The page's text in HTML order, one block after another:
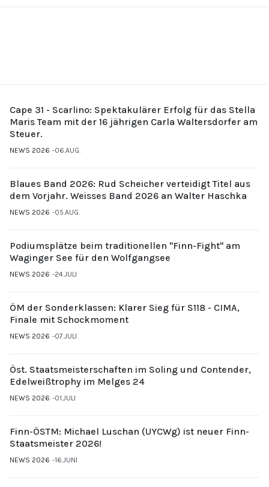
Cape 31 - Scarlino: Spektakulärer Erfolg für das Stella
Maris Team mit der 16 jährigen Carla Waltersdorfer am
Steuer.
NEWS 2026 06.AUG.
Blaues Band 2026: Rud Scheicher verteidigt Titel aus
dem Vorjahr. Weisses Band 2026 an Walter Haschka
NEWS 2026 05.AUG.
Podiumsplätze beim traditionellen "Finn-Fight" am
Waginger See für den Wolfgangsee
NEWS 2026 24.JULI
ÖM der Sonderklassen: Klarer Sieg für S118 - CIMA,
Finale mit Schockmoment
NEWS 2026 07.JULI
Öst. Staatsmeisterschaften im Soling und Contender,
Edelweißtrophy im Melges 24
NEWS 2026 01.JULI
Finn-ÖSTM: Michael Luschan (UYCWg) ist neuer Finn-
Staatsmeister 2026!
NEWS 2026 16.JUNI